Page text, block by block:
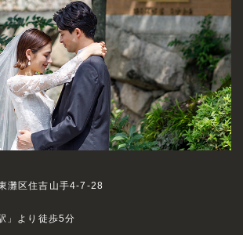
灘区住吉山手4-7-28
」より徒歩5分